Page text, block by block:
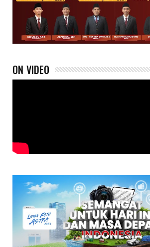
ON VIDEO